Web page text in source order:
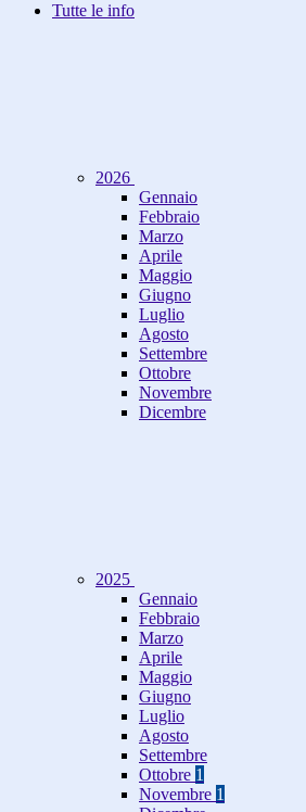
Tutte le info
2026
Gennaio
Febbraio
Marzo
Aprile
Maggio
Giugno
Luglio
Agosto
Settembre
Ottobre
Novembre
Dicembre
2025
Gennaio
Febbraio
Marzo
Aprile
Maggio
Giugno
Luglio
Agosto
Settembre
Ottobre 1
Novembre 1